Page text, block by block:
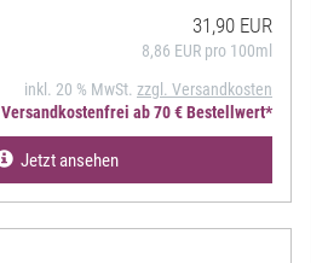
31,90 EUR
8,86 EUR pro 100ml
inkl. 20 % MwSt. zzgl. Versandkosten
Versandkostenfrei ab 70 € Bestellwert*
Jetzt ansehen